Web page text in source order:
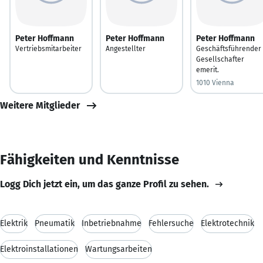
Peter Hoffmann
Vertriebsmitarbeiter
Peter Hoffmann
Angestellter
Peter Hoffmann
Geschäftsführender
Gesellschafter
emerit.
1010 Vienna
Weitere Mitglieder
Fähigkeiten und Kenntnisse
Logg Dich jetzt ein, um das ganze Profil zu sehen.
Elektrik Pneumatik Inbetriebnahme Fehlersuche Elektrotechnik
Elektroinstallationen Wartungsarbeiten